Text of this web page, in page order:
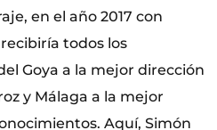
en el año 2017 con
recibiría todos los
Goya a la mejor dirección
y Málaga a la mejor
Aquí, Simón